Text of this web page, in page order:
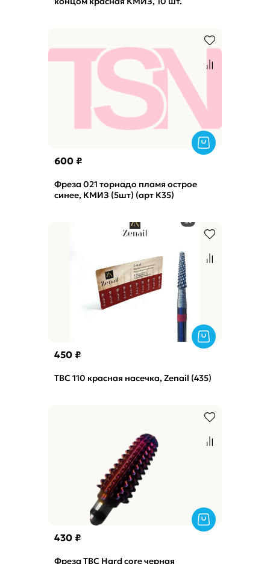
600 ₽
Фреза 021 торнадо пламя острое
синее, КМИЗ (5шт) (арт К35)
450 ₽
ТВС 110 красная насечка, Zenail (435)
430 ₽
Фреза ТВС Hard core черная